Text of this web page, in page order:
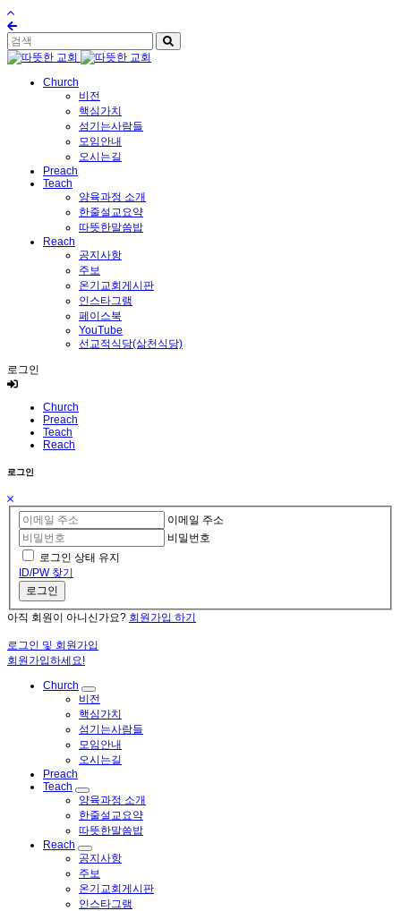
Church
비전
핵심가치
섬기는사람들
모임안내
오시는길
Preach
Teach
양육과정 소개
한줄설교요약
따뜻한말씀밥
Reach
공지사항
주보
온기교회게시판
인스타그램
페이스북
YouTube
선교적식당(삶천식당)
로그인
Church
Preach
Teach
Reach
로그인
이메일 주소
비밀번호
로그인 상태 유지
ID/PW 찾기
로그인
아직 회원이 아니신가요? 회원가입 하기
로그인 및 회원가입
회원가입하세요!
Church
비전
핵심가치
섬기는사람들
모임안내
오시는길
Preach
Teach
양육과정 소개
한줄설교요약
따뜻한말씀밥
Reach
공지사항
주보
온기교회게시판
인스타그램